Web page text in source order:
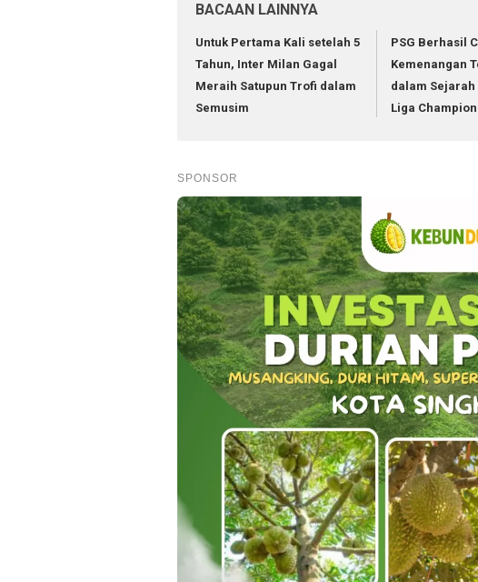
BACAAN LAINNYA
Untuk Pertama Kali setelah 5
Tahun, Inter Milan Gagal
Meraih Satupun Trofi dalam
Semusim
PSG Berhasil
Kemenangan
dalam Sejarah
Liga
SPONSOR